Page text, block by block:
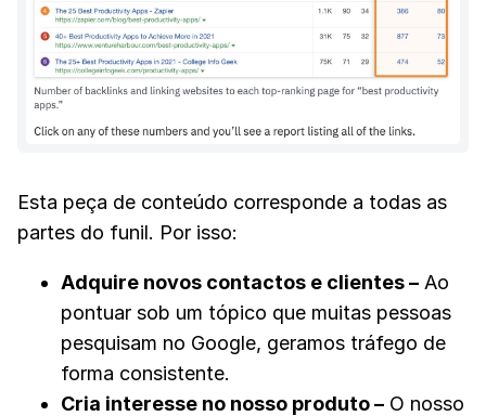
Esta peça de conteúdo corresponde a todas as
partes do funil. Por isso:
Adquire novos contactos e clientes– Ao
pontuar sob um tópico que muitas pessoas
pesquisam no Google, geramos tráfego de
forma consistente.
Cria interesse no nosso produto– O nosso